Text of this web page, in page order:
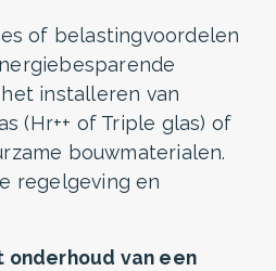
of belastingvoordelen
installeren van
(Hr++ of Triple glas) of
bouwmaterialen.
regelgeving en
onderhoud van een